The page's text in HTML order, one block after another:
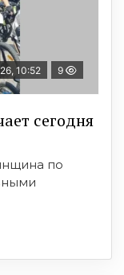
10:52 9
сегодня
по